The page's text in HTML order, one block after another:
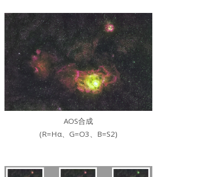
AOS合成
(R=Hα、G=O3 、B=S2)